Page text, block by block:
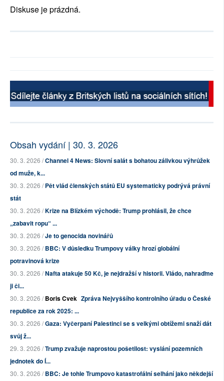
Diskuse je prázdná.
Obsah vydání | 30. 3. 2026
30. 3. 2026 /Channel 4 News: Slovní salát s bohatou zálivkou výhrůžek
od muže, k...
30. 3. 2026 /Pět vlád členských států EU systematicky podrývá právní
stát
30. 3. 2026 /Krize na Blízkém východě: Trump prohlásil, že chce
„zabavit ropu“ ...
30. 3. 2026 /Je to genocida novinářů
30. 3. 2026 /BBC: V důsledku Trumpovy války hrozí globální
potravinová krize
30. 3. 2026 /Nafta atakuje 50 Kč, je nejdražší v historii. Vládo, nahraďme
ji či...
30. 3. 2026 /Boris Cvek Zpráva Nejvyššího kontrolního úřadu o České
republice za rok 2025: ...
30. 3. 2026 /Gaza: Vyčerpaní Palestinci se s velkými obtížemi snaží dát
svůj ž...
29. 3. 2026 /Trump zvažuje naprostou pošetilost: vyslání pozemních
jednotek do Í...
30. 3. 2026 /BBC: Je tohle Trumpovo katastrofální selhání jako někdejší